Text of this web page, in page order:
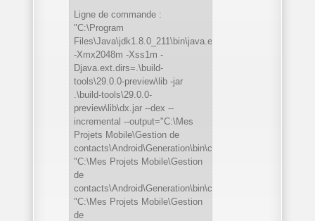
Ligne de commande :
"C:\Program
Files\Java\jdk1.8.0_211\bin\java.exe"
-Xmx2048m -Xss1m -
Djava.ext.dirs=.\build-
tools\29.0.0-preview\lib -jar
.\build-tools\29.0.0-
preview\lib\dx.jar --dex --
incremental --output="C:\Mes
Projets Mobile\Gestion de
contacts\Android\Generation\bin\classes.dex"
"C:\Mes Projets Mobile\Gestion
de
contacts\Android\Generation\bin\classes"
"C:\Mes Projets Mobile\Gestion
de